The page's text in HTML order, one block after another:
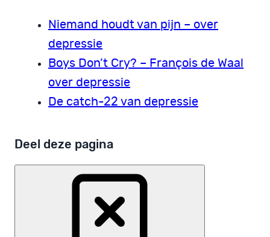
Niemand houdt van pijn – over
depressie
Boys Don’t Cry? – François de Waal
over depressie
De catch­-22 van depressie
Deel deze pagina